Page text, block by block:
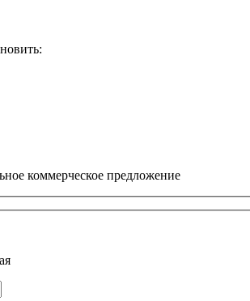
коммерческое предложение